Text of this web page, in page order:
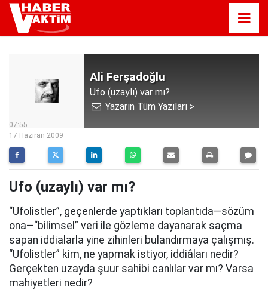
Ali Ferşadoğlu
Ufo (uzaylı) var mı?
Yazarın Tüm Yazıları >
07:55
17 Haziran 2009
Ufo (uzaylı) var mı?
“Ufolistler”, geçenlerde yaptıkları toplantıda—sözüm
ona—“bilimsel” veri ile gözleme dayanarak saçma
sapan iddialarla yine zihinleri bulandırmaya çalışmış.
“Ufolistler” kim, ne yapmak istiyor, iddiâları nedir?
Gerçekten uzayda şuur sahibi canlılar var mı? Varsa
mahiyetleri nedir?